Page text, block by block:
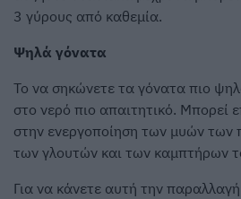
3 γύρους από καθεμία.
Ψηλά γόνατα
Το να σηκώνετε τα γόνατα πιο
στο νερό πιο απαιτητικό. Μπορεί
στην ενεργοποίηση των μυών των
των γλουτών και των καμπτήρων
Για να κάνετε αυτή την